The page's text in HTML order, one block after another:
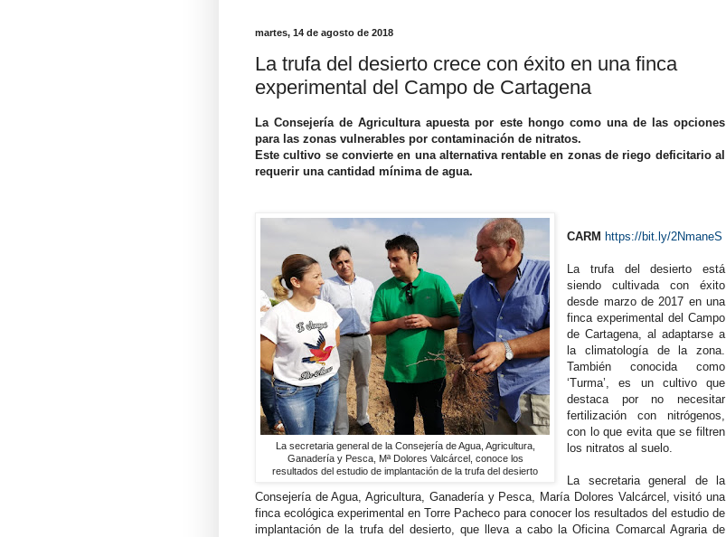
martes, 14 de agosto de 2018
La trufa del desierto crece con éxito en una finca
experimental del Campo de Cartagena
La Consejería de Agricultura apuesta por este hongo como una de las opciones
para las zonas vulnerables por contaminación de nitratos.
Este cultivo se convierte en una alternativa rentable en zonas de riego deficitario al
requerir una cantidad mínima de agua.
La secretaria general de la Consejería de Agua, Agricultura,
Ganadería y Pesca, Mª Dolores Valcárcel, conoce los
resultados del estudio de implantación de la trufa del desierto
CARM https://bit.ly/2NmaneS
La trufa del desierto está
siendo cultivada con éxito
desde marzo de 2017 en una
finca experimental del Campo
de Cartagena, al adaptarse a
la climatología de la zona.
También conocida como
‘Turma’, es un cultivo que
destaca por no necesitar
fertilización con nitrógenos,
con lo que evita que se filtren
los nitratos al suelo.
La secretaria general de la
Consejería de Agua, Agricultura, Ganadería y Pesca, María Dolores Valcárcel, visitó una
finca ecológica experimental en Torre Pacheco para conocer los resultados del estudio de
implantación de la trufa del desierto, que lleva a cabo la Oficina Comarcal Agraria de